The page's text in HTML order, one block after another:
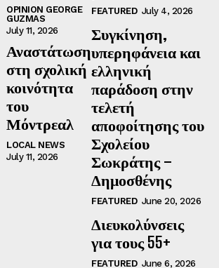
OPINION GEORGE
GUZMAS
July 11, 2026
Αναστάτωση
στη σχολική
κοινότητα
του
Μόντρεαλ
LOCAL NEWS
July 11, 2026
FEATURED July 4, 2026
Συγκίνηση,
υπερηφάνεια και
ελληνική
παράδοση στην
τελετή
αποφοίτησης του
Σχολείου
Σωκράτης –
Δημοσθένης
FEATURED June 20, 2026
Διευκολύνσεις
για τους 55+
FEATURED June 6, 2026